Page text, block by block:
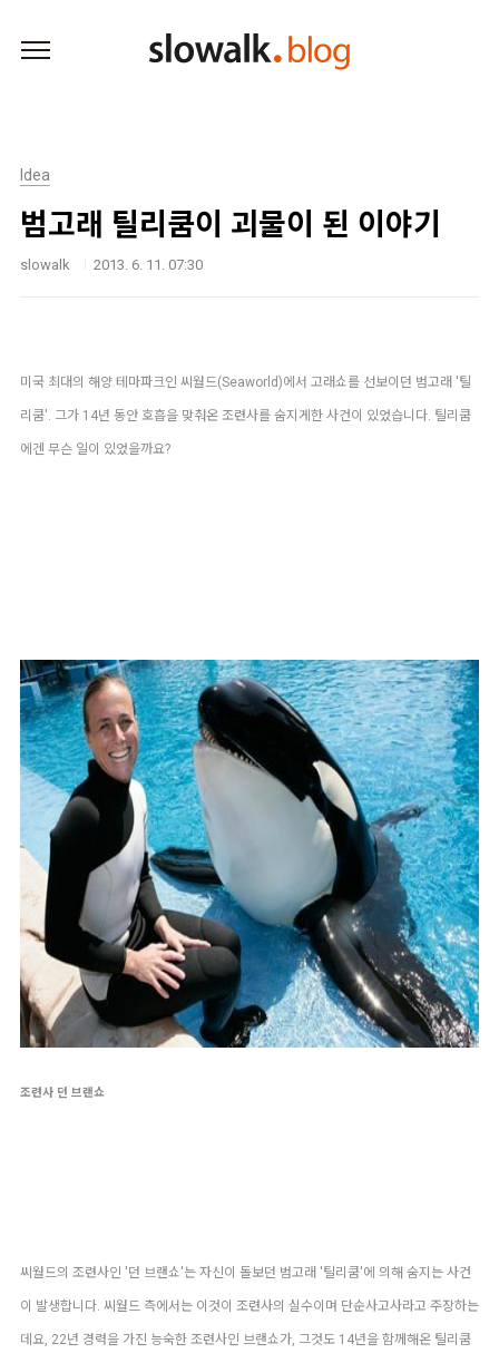
Idea
범고래 틸리쿰이 괴물이 된 이야기
slowalk 2013. 6. 11. 07:30
미국 최대의 해양 테마파크인 씨월드(Seaworld)에서 고래쇼를 선보이던 범고래 '틸
리쿰'. 그가 14년 동안 호흡을 맞춰온 조련사를 숨지게한 사건이 있었습니다. 틸리쿰
에겐 무슨 일이 있었을까요?
조련사 던 브랜쇼
씨월드의 조련사인 '던 브랜쇼'는 자신이 돌보던 범고래 '틸리쿰'에 의해 숨지는 사건
이 발생합니다. 씨월드 측에서는 이것이 조련사의 실수이며 단순사고사라고 주장하는
데요, 22년 경력을 가진 능숙한 조련사인 브랜쇼가, 그것도 14년을 함께해온 틸리쿰